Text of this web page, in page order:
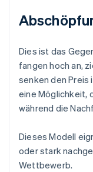
Dies ist das
fangen hoch an,
senken den Preis
eine Möglichkeit,
während die
Dieses Modell
oder stark
Wettbewerb.